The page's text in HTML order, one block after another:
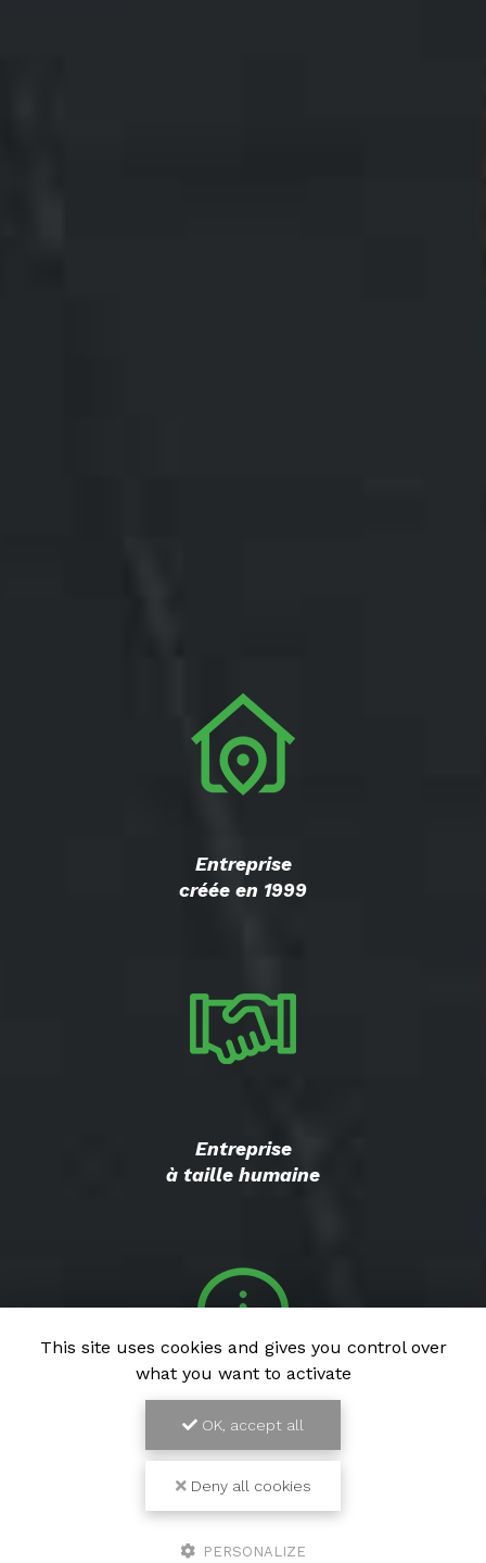
Entreprise
créée en 1999
Entreprise
à taille humaine
Conseils
personnalisés
This site uses cookies and gives you control over
what you want to activate
OK, accept all
Deny all cookies
PERSONALIZE